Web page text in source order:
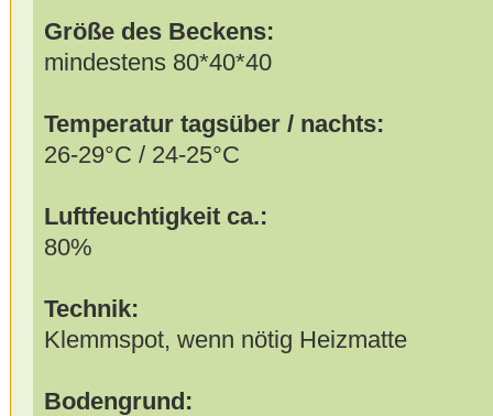
Größe des Beckens:
mindestens 80*40*40
Temperatur tagsüber / nachts:
26-29°C / 24-25°C
Luftfeuchtigkeit ca.:
80%
Technik:
Klemmspot, wenn nötig Heizmatte
Bodengrund: